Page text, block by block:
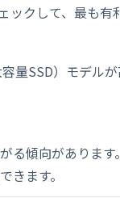
クして、最も有
量SSD）モデル
る傾向がありま
きます。